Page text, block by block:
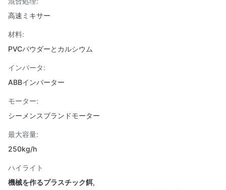
高速ミキサー
材料:
PVCパウダーとカルシウム
インバータ:
ABBインバーター
モーター:
シーメンスブランドモーター
最大容量:
250kg/h
ハイライト
機械を作るプラスチック餌,